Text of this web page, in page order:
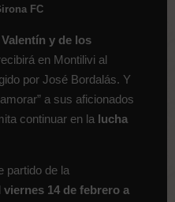
FC
y de los
en Montilivi al
por José Bordalás. Y
a sus aficionados
continuar en la lucha
partido de la
viernes 14 de febrero a